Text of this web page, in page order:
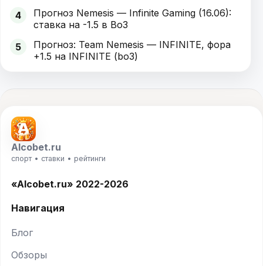
4
Прогноз Nemesis — Infinite Gaming (16.06):
ставка на -1.5 в Bo3
5
Прогноз: Team Nemesis — INFINITE, фора
+1.5 на INFINITE (bo3)
Alcobet.ru
спорт • ставки • рейтинги
«Alcobet.ru» 2022-2026
Навигация
Блог
Обзоры